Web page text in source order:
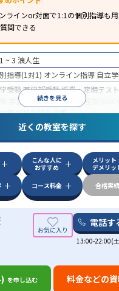
ラインor対面で1:1の個別指導も
問できる
続きを見る
~ 3 浪人生
指導(1対1) オンライン指導 自立
受験医学部受験授業・定期テス
学習習慣の定着 総合型選抜(旧AO)
策学校別特化対策
高一貫校生に対応授業の振替可能
学習にPC・タブレットを利用オン
から受講可能
近くの教室を探す
こんな人に
おすすめ
メリット
デメリッ
コース料金 合格実績
電話す
13:00-22:00(
を申し込む 料金などの